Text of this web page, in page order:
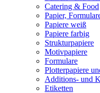
Catering & Food
Papier,
Papiere weiß
Papiere farbig
Strukturpapiere
Motivpapiere
Formulare
Plotterpapiere
Additions- und
Etiketten